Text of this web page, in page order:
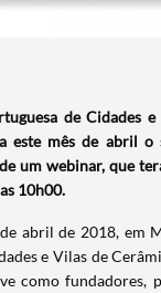
de Cidades
este mês de abril o
um webinar, que
10h00.
abril de 2018, em
e Vilas de
como fundadores,